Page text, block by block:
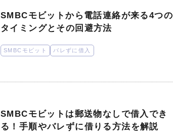
SMBCモビットから電話連絡が来る4つの
タイミングとその回避方法
SMBCモビット バレずに借入
SMBCモビットは郵送物なしで借入でき
る！手順やバレずに借りる方法を解説